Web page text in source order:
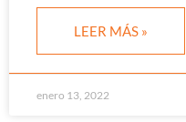
LEER MÁS »
enero 13, 2022